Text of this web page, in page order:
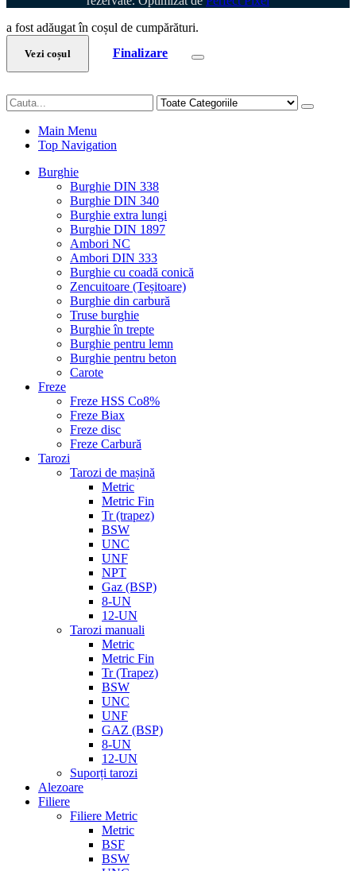
a fost adăugat în coșul de cumpărături.
Vezi coșul Finalizare
Main Menu
Top Navigation
Burghie
Burghie DIN 338
Burghie DIN 340
Burghie extra lungi
Burghie DIN 1897
Ambori NC
Ambori DIN 333
Burghie cu coadă conică
Zencuitoare (Teșitoare)
Burghie din carbură
Truse burghie
Burghie în trepte
Burghie pentru lemn
Burghie pentru beton
Carote
Freze
Freze HSS Co8%
Freze Biax
Freze disc
Freze Carbură
Tarozi
Tarozi de mașină
Metric
Metric Fin
Tr (trapez)
BSW
UNC
UNF
NPT
Gaz (BSP)
8-UN
12-UN
Tarozi manuali
Metric
Metric Fin
Tr (Trapez)
BSW
UNC
UNF
GAZ (BSP)
8-UN
12-UN
Suporți tarozi
Alezoare
Filiere
Filiere Metric
Metric
BSF
BSW